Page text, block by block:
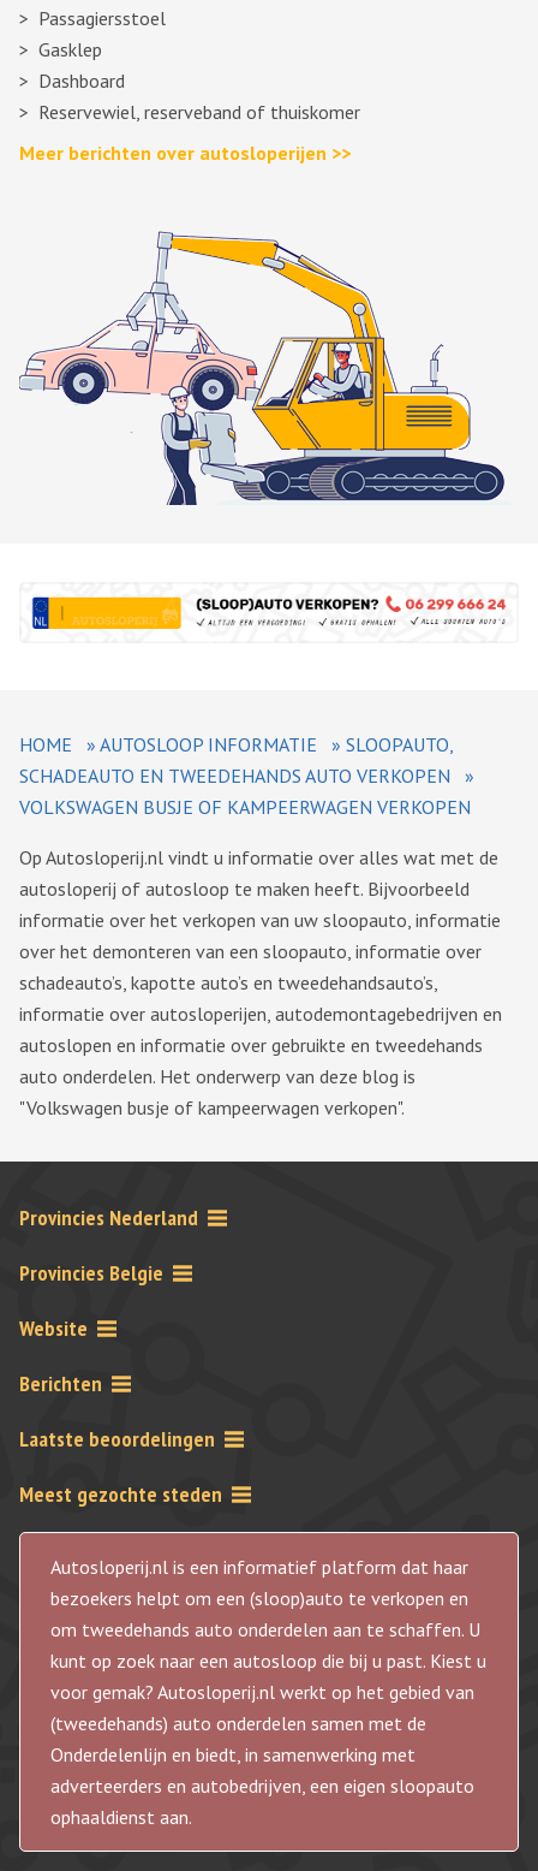
Passagiersstoel
Gasklep
Dashboard
Reservewiel, reserveband of thuiskomer
Meer berichten over autosloperijen >>
HOME » AUTOSLOOP INFORMATIE » SLOOPAUTO,
SCHADEAUTO EN TWEEDEHANDS AUTO VERKOPEN
»
VOLKSWAGEN BUSJE OF KAMPEERWAGEN VERKOPEN
Op Autosloperij.nl vindt u informatie over alles wat met de
autosloperij of autosloop te maken heeft. Bijvoorbeeld
informatie over het verkopen van uw sloopauto, informatie
over het demonteren van een sloopauto, informatie over
schadeauto’s, kapotte auto’s en tweedehandsauto’s,
informatie over autosloperijen, autodemontagebedrijven en
autoslopen en informatie over gebruikte en tweedehands
auto onderdelen. Het onderwerp van deze blog is
"Volkswagen busje of kampeerwagen verkopen".
Provincies Nederland
Provincies Belgie
Website
Berichten
Laatste beoordelingen
Meest gezochte steden
Autosloperij.nl is een informatief platform dat haar
bezoekers helpt om een (sloop)auto te verkopen en
om tweedehands auto onderdelen aan te schaffen. U
kunt op zoek naar een autosloop die bij u past. Kiest u
voor gemak? Autosloperij.nl werkt op het gebied van
(tweedehands) auto onderdelen samen met de
Onderdelenlijn en biedt, in samenwerking met
adverteerders en autobedrijven, een eigen sloopauto
ophaaldienst aan.